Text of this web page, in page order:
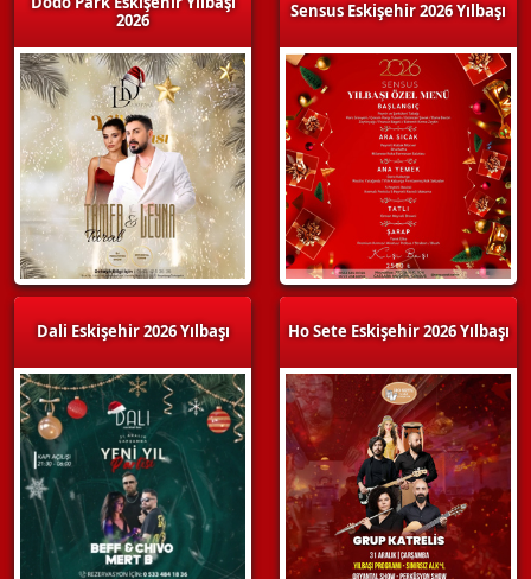
2026
Dali Eskişehir 2026 Yılbaşı
Sensus Eskişehir 2026 Yılbaşı
Ho Sete Eskişehir 2026 Yılbaşı